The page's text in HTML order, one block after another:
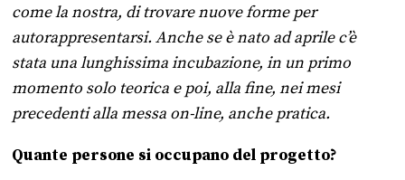
come la nostra, di trovare nuove forme per
autorappresentarsi. Anche se è nato ad aprile c’è
stata una lunghissima incubazione, in un primo
momento solo teorica e poi, alla fine, nei mesi
precedenti alla messa on-line, anche pratica.
Quante persone si occupano del progetto?